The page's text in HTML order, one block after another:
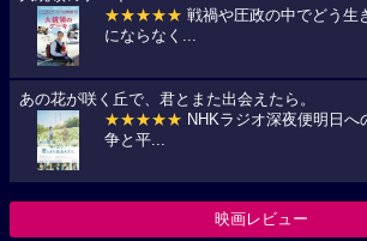
★★★★★ 戦禍や圧政の中でどう生
にならなく...
あの花が咲く丘で、君とまた出会えたら。
★★★★★ NHKラジオ深夜便明日
争と平...
映画レビュー